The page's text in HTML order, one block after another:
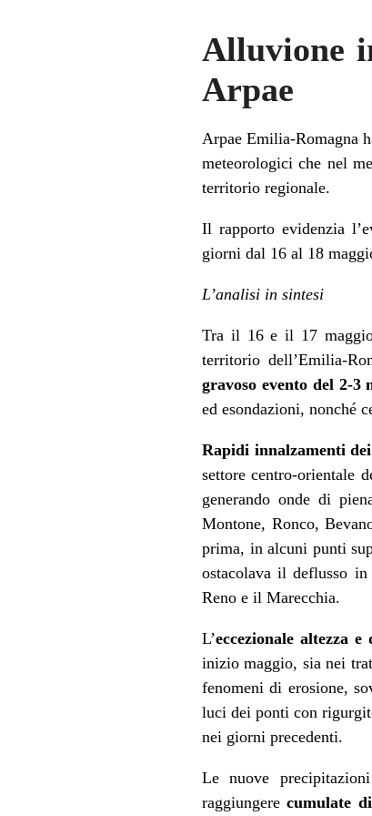
Alluvione
Arpae
Arpae Emilia-Romagna
meteorologici che nel
territorio regionale.
Il rapporto evidenzia
giorni dal 16 al 18
L’analisi in sintesi
Tra il 16 e il 17 maggio
territorio dell’Emilia-
gravoso evento del 2-3
ed esondazioni, nonché
Rapidi innalzamenti
settore centro-orientale
generando onde di
Montone, Ronco,
prima, in alcuni punti
ostacolava il deflusso
Reno e il Marecchia.
L’eccezionale altezza
inizio maggio, sia nei
fenomeni di erosione,
luci dei ponti con
nei giorni precedenti.
Le nuove
raggiungerecumulate